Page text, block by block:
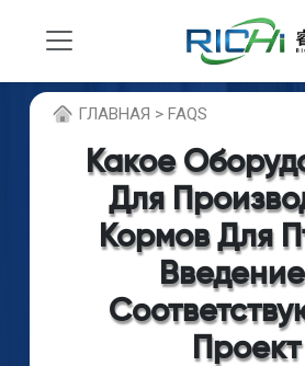
ГЛABHAЯ > FAQS
Какое
Для
Кормов Для
Проект